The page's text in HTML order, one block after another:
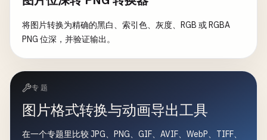
将图片转换为精确的黑白、索引色、灰度、RGB 或 RGBA
PNG 位深，并验证输出。
专题
图片格式转换与动画导出工具
在一个专题里比较 JPG、PNG、GIF、AVIF、WebP、TIFF、